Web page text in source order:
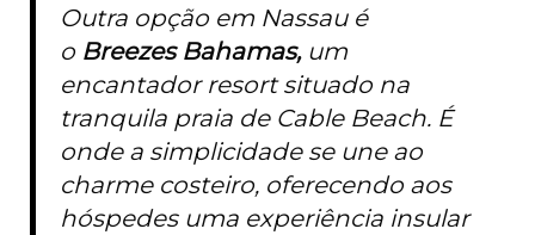
Outra opção em Nassau é
o Breezes Bahamas,um
encantador resort situado na
tranquila praia de Cable Beach. É
onde a simplicidade se une ao
charme costeiro, oferecendo aos
hóspedes uma experiência insular